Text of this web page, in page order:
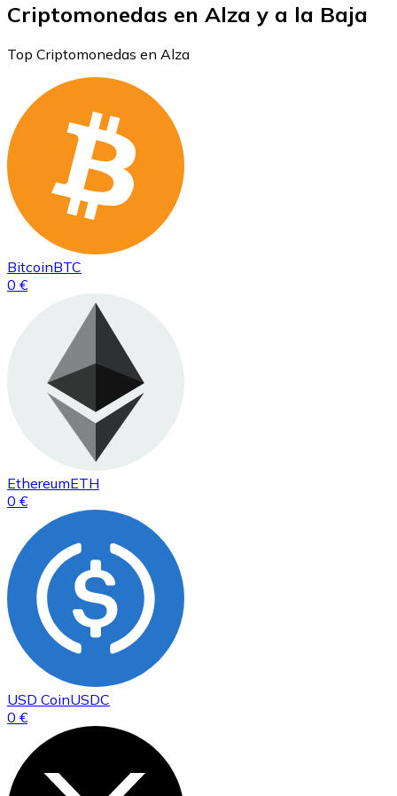
Criptomonedas en Alza y a la Baja
Top Criptomonedas en Alza
BitcoinBTC
0 €
EthereumETH
0 €
USD CoinUSDC
0 €